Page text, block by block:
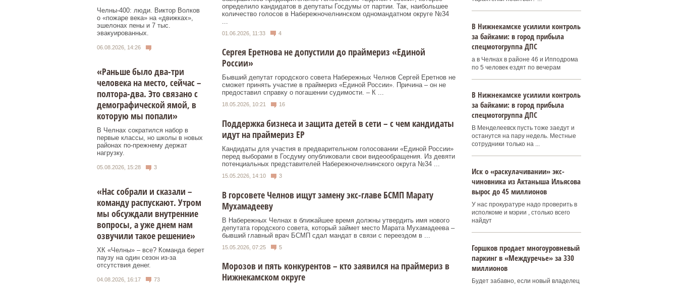
Челны-400: люди. Виктор Волков
о «пожаре века» на «движках»,
эшелонах пены и 7 тыс.
эвакуированных.
06.08.2026, 14:26
«Раньше было два-три
человека на место, сейчас –
полтора-два. Это связано с
демографической ямой, в
которую мы попали»
В Челнах сократился набор в
первые классы, но школы в новых
районах по-прежнему держат
нагрузку.
05.08.2026, 15:28 3
«Нас собрали и сказали –
команду распускают. Утром
мы обсуждали внутренние
вопросы, а уже днем нам
озвучили такое решение»
ХК «Челны» – все? Команда берет
паузу на один сезон из-за
отсутствия денег.
04.08.2026, 16:17 73
определило кандидатов в депутаты Госдумы от партии. Так, наибольшее
количество голосов в Набережночелнинском одномандатном округе №34
01.06.2026, 11:33 4
Сергея Еретнова не допустили до праймериз «Единой
России»
Бывший депутат городского совета Набережных Челнов Сергей Еретнов не
сможет принять участие в праймериз «Единой России». Причина – он не
предоставил справку о погашении судимости. – К ...
18.05.2026, 10:21 16
Поддержка бизнеса и защита детей в сети – с чем кандидаты
идут на праймериз ЕР
Кандидаты для участия в предварительном голосовании «Единой России»
перед выборами в Госдуму опубликовали свои видеообращения. Из девяти
потенциальных представителей Набережночелнинского округа №34 ...
15.05.2026, 14:10 3
В горсовете Челнов ищут замену экс-главе БСМП Марату
Мухамадееву
В Набережных Челнах в ближайшее время должны утвердить имя нового
депутата городского совета, который займет место Марата Мухамадеева –
бывший главный врач БСМП сдал мандат в связи с переездом в ...
15.05.2026, 07:25 5
Морозов и пять конкурентов – кто заявился на праймериз в
Нижнекамском округе
В Нижнекамске усилили контроль
за байками: в город прибыла
спецмотогруппа ДПС
а в Челнах в районе 46 и Ипподрома
по 5 человек ездят по вечерам
В Нижнекамске усилили контроль
за байками: в город прибыла
спецмотогруппа ДПС
В Менделеевск пусть тоже заедут и
останутся на пару недель. Местные
сотрудники только на ...
Иск о «раскулачивании» экс-
чиновника из Актаныша Ильясова
вырос до 45 миллионов
У нас прокуратуре надо проверить в
исполкоме и мэрии , столько всего
найдут
Горшков продает многоуровневый
паркинг в «Междуречье» за 330
миллионов
Будет забавно, если новый владелец